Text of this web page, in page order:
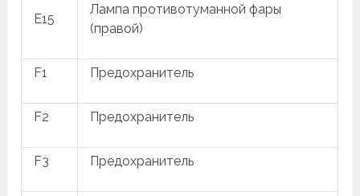
E15
Лампа противотуманной фары
(правой)
F1 Предохранитель
F2 Предохранитель
F3 Предохранитель